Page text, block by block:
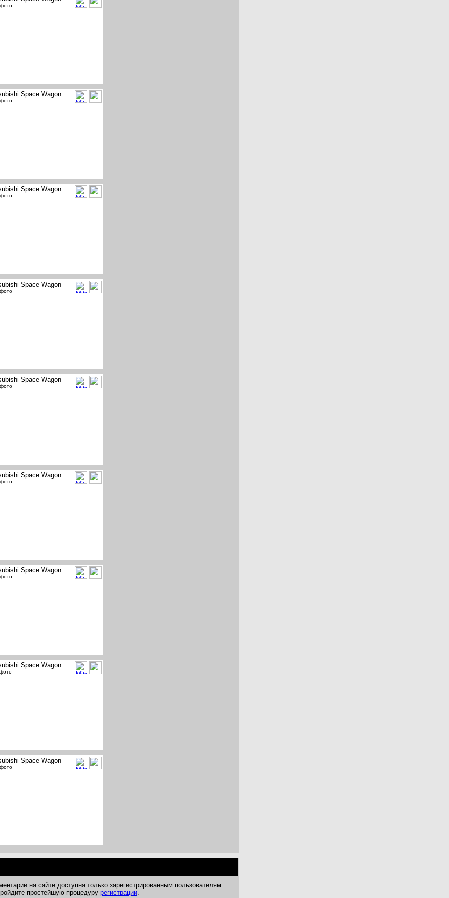
Space Wagon
Space Wagon
Space Wagon
Space Wagon
Space Wagon
Space Wagon
Space Wagon
Space Wagon
на сайте доступна только зарегистрированным пользователям.
простейшую процедуру регистрации.